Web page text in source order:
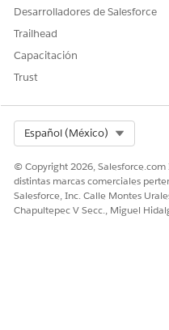
¿RESOLVIÓ ESTE
Sí
Desarrolladores de Salesforce
Trailhead
Capacitación
Trust
Español (México)
© Copyright 2026, Salesforce.com
distintas marcas comerciales
Salesforce, Inc. Calle Montes
Chapultepec V Secc., Miguel